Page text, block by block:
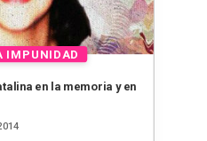
en la memoria y en